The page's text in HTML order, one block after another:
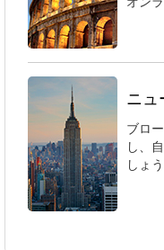
ニュ
ブロ
し、
しょう